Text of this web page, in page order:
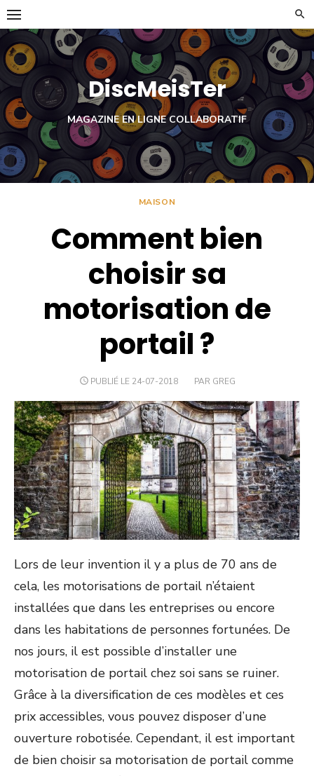
Skip
to
content
DiscMeisTer
MAGAZINE EN LIGNE COLLABORATIF
MAISON
Comment bien
choisir sa
motorisation de
portail ?
PUBLIÉ LE 24-07-2018 PAR GREG
Lors de leur invention il y a plus de 70 ans de
cela, les motorisations de portail n’étaient
installées que dans les entreprises ou encore
dans les habitations de personnes fortunées. De
nos jours, il est possible d’installer une
motorisation de portail chez soi sans se ruiner.
Grâce à la diversification de ces modèles et ces
prix accessibles, vous pouvez disposer d’une
ouverture robotisée. Cependant, il est important
de bien choisir sa motorisation de portail comme